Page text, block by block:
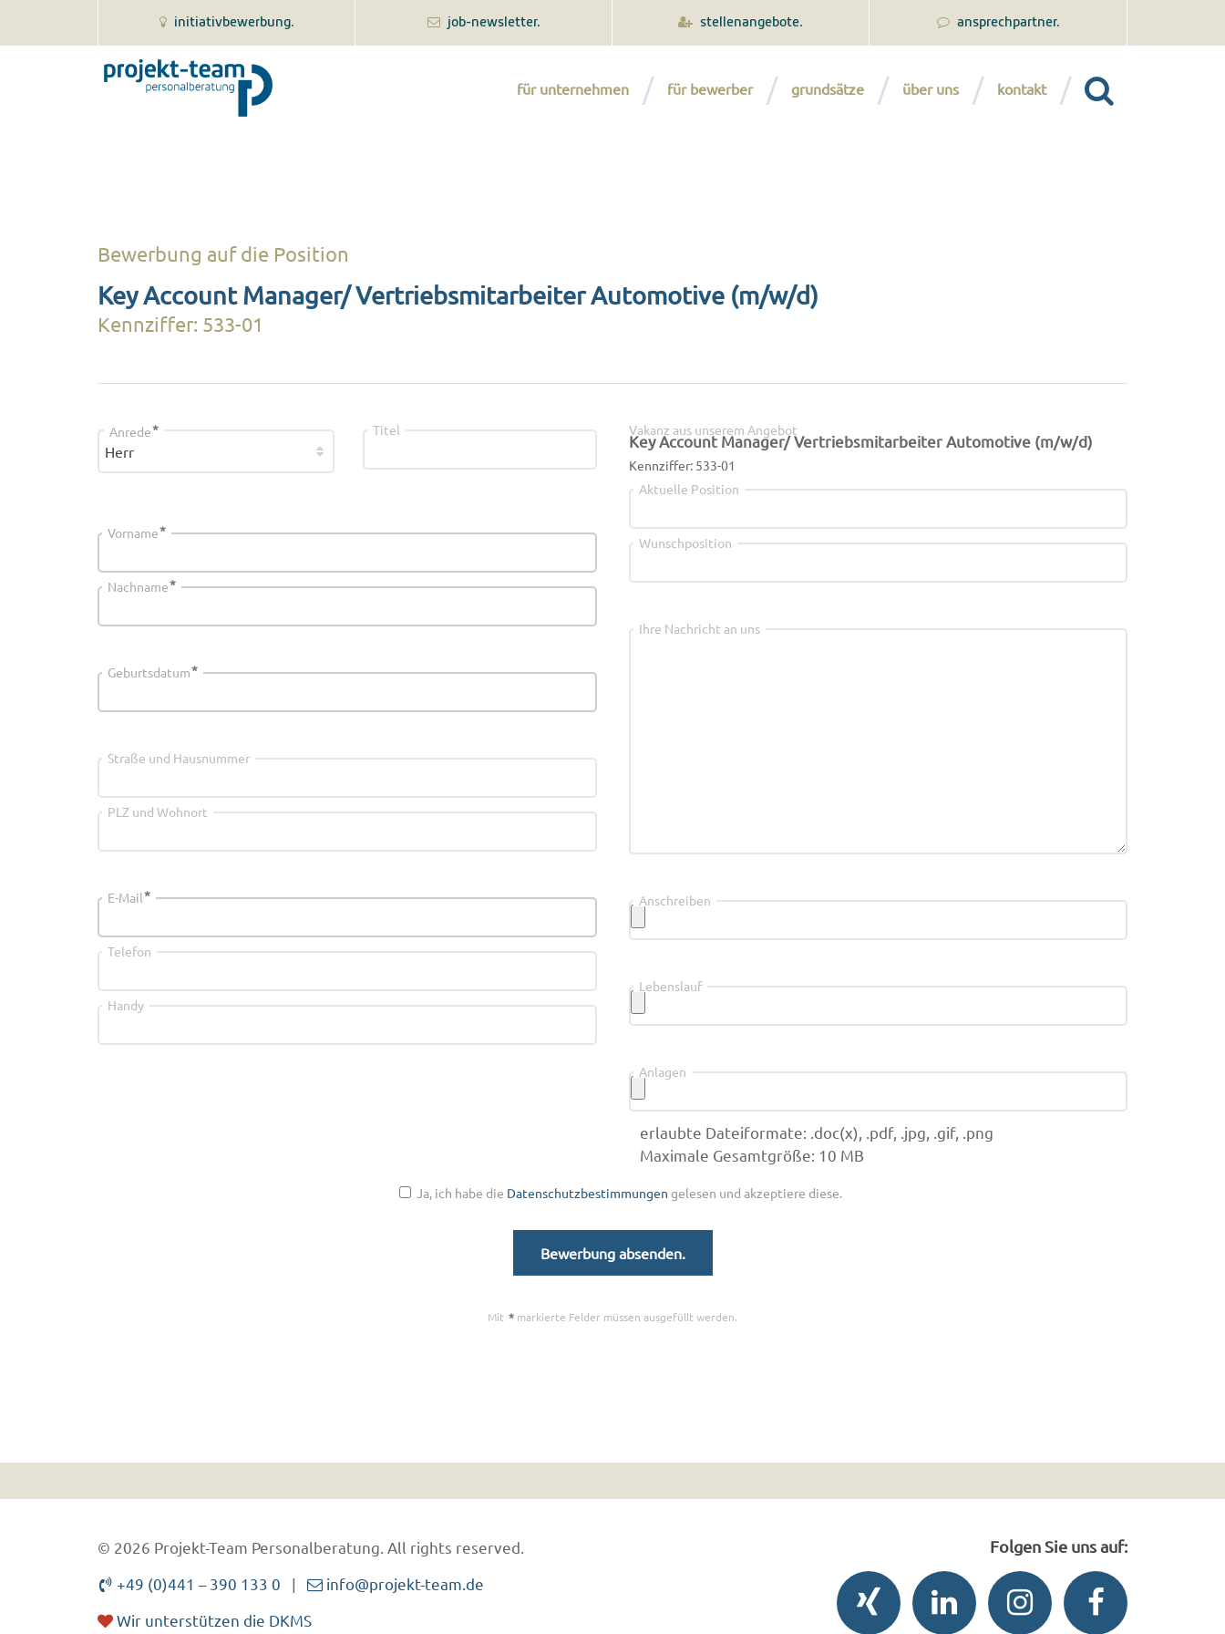
initiativbewerbung. job-newsletter. stellenangebote. ansprechpartner.
für unternehmen für bewerber grundsätze über uns kontakt
Bewerbung auf die Position
Key Account Manager/ Vertriebsmitarbeiter Automotive (m/w/d)
Kennziffer: 533-01
Anrede* Titel
Vorname*
Nachname*
Geburtsdatum*
Straße und Hausnummer
PLZ und Wohnort
E-Mail*
Telefon
Handy
Vakanz aus unserem Angebot
Key Account Manager/ Vertriebsmitarbeiter Automotive (m/w/d)
Kennziffer: 533-01
Aktuelle Position
Wunschposition
Ihre Nachricht an uns
Anschreiben
Lebenslauf
Anlagen
erlaubte Dateiformate: .doc(x), .pdf, .jpg, .gif, .png
Maximale Gesamtgröße: 10 MB
Ja, ich habe die Datenschutzbestimmungen gelesen und akzeptiere diese.
Mit *markierte Felder müssen ausgefüllt werden.
© 2026 Projekt-Team Personalberatung. All rights reserved.
+49 (0)441 – 390 133 0 |
info@projekt-team.de
Wir unterstützen die DKMS
Folgen Sie uns auf: